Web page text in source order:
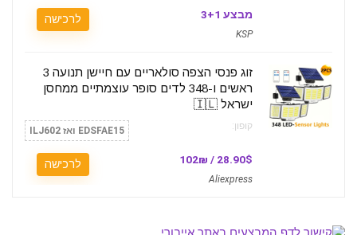
מבצע 3+1
KSP
לרכישה
זוג פנסי הצפה סולאריים עם חיישן תנועה 3
ראשים ו-348 לדים סופר עוצמתיים ממחסן
ישראל 🇮🇱
קופון: EDSFAE15 ואז ILJ602
28.90$ / 102₪
Aliexpress
לרכישה